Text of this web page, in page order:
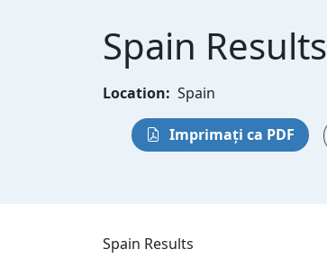
Spain Results
Location: Spain
Imprimați ca PDF
Spain Results